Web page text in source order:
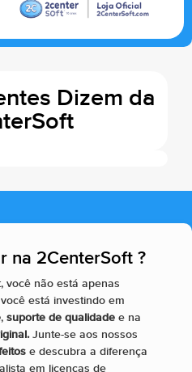
Dizem da
na 2CenterSoft ?​
você não está apenas
está investindo em
, suporte de qualidade e na
Junte-se aos nossos
e descubra a diferença
em licenças de